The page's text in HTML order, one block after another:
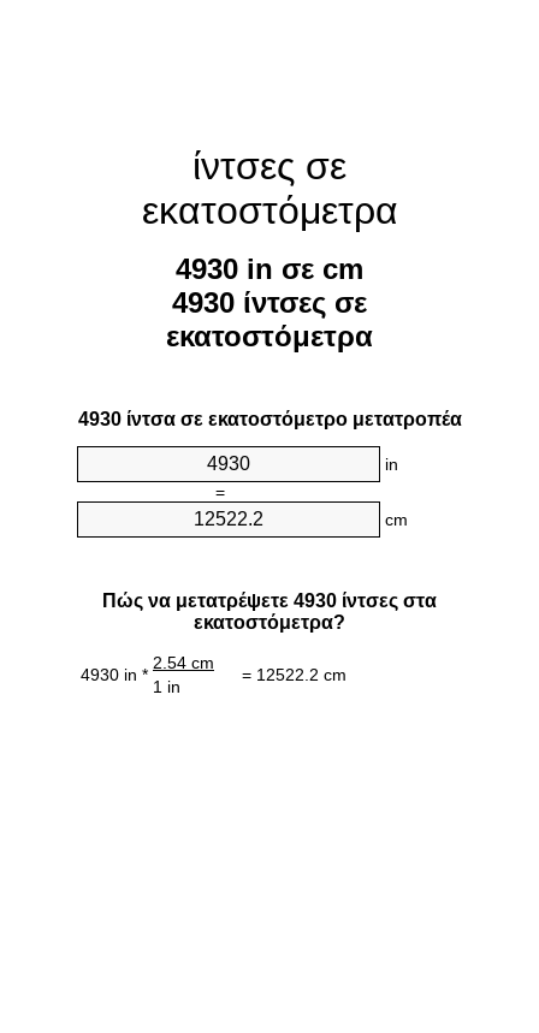
ίντσες σε
εκατοστόμετρα
4930 in σε cm
4930 ίντσες σε
εκατοστόμετρα
4930 ίντσα σε εκατοστόμετρο μετατροπέα
in
=
cm
Πώς να μετατρέψετε 4930 ίντσες στα
εκατοστόμετρα?
4930 in *
2.54 cm
= 12522.2 cm
1 in